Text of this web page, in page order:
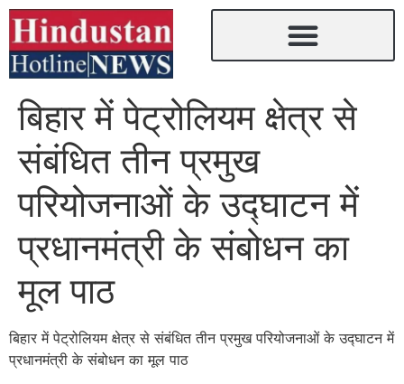
बिहार में पेट्रोलियम क्षेत्र से
संबंधित तीन प्रमुख
परियोजनाओं के उद्घाटन में
प्रधानमंत्री के संबोधन का
मूल पाठ
बिहार में पेट्रोलियम क्षेत्र से संबंधित तीन प्रमुख परियोजनाओं के उद्घाटन में
प्रधानमंत्री के संबोधन का मूल पाठ